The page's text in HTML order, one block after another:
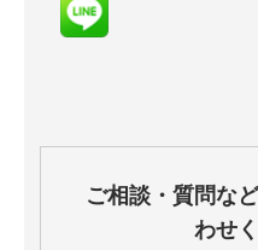
ご相談・質問な
わせ